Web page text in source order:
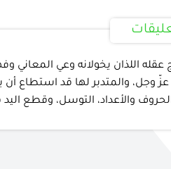
اللذان يخولانه وعي المعاني
عزّ وجل، والمتدبر لها قد
والأعداد، التوسل، وقطع اليد